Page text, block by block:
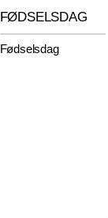
FØDSELSDAG
Fødselsdag